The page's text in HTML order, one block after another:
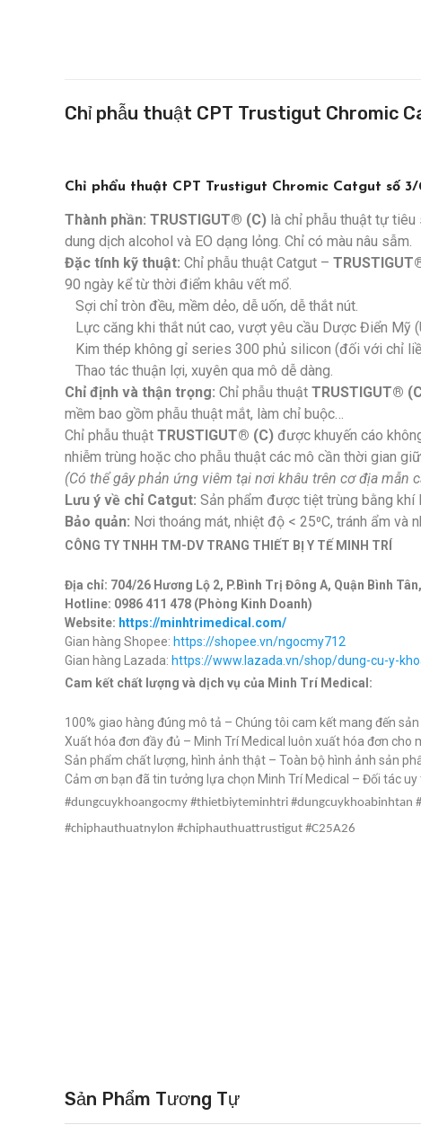
Chỉ phẫu thuật CPT Trustigut Chromic
Chỉ phẩu thuật CPT Trustigut Chromic Catgut số 3/
Thành phần: TRUSTIGUT® (C) là chỉ phẫu thuật tự
dung dịch alcohol và EO dạng lỏng. Chỉ có màu nâu sẫm.
Đặc tính kỹ thuật: Chỉ phẫu thuật Catgut –
90 ngày kể từ thời điểm khâu vết mổ.
Sợi chỉ tròn đều, mềm dẻo, dễ uốn, dễ thắt nút.
Lực căng khi thắt nút cao, vượt yêu cầu Dược Điển Mỹ
Kim thép không gỉ series 300 phủ silicon (đối với chỉ
Thao tác thuận lợi, xuyên qua mô dễ dàng.
Chỉ định và thận trọng: Chỉ phẫu thuật TRUSTIGUT®
mềm bao gồm phẫu thuật mắt, làm chỉ buộc…
Chỉ phẫu thuật TRUSTIGUT® (C) được khuyến cáo
nhiễm trùng hoặc cho phẫu thuật các mô cần thời gian
(Có thể gây phản ứng viêm tại nơi khâu trên cơ địa mẫn
Lưu ý về chỉ Catgut: Sản phẩm được tiệt trùng bằng khí
Bảo quản: Nơi thoáng mát, nhiệt độ < 25⁰C, tránh ẩm
CÔNG TY TNHH TM-DV TRANG THIẾT BỊ Y TẾ MINH TRÍ
Địa chỉ: 704/26 Hương Lộ 2, P.Bình Trị Đông A, Quận Bình
Hotline: 0986 411 478 (Phòng Kinh Doanh)
Website: https://minhtrimedical.com/
Gian hàng Shopee: https://shopee.vn/ngocmy712
Gian hàng Lazada: https://www.lazada.vn/shop/dung-cu-y-
Cam kết chất lượng và dịch vụ của Minh Trí Medical:
100% giao hàng đúng mô tả – Chúng tôi cam kết mang đến
Xuất hóa đơn đầy đủ – Minh Trí Medical luôn xuất hóa đơn
Sản phẩm chất lượng, hình ảnh thật – Toàn bộ hình ảnh sản
Cảm ơn bạn đã tin tưởng lựa chọn Minh Trí Medical – Đối tác
#dungcuykhoangocmy #thietbiyteminhtri
#chiphauthuatnylon #chiphauthuattrustigut #C25A26
Sản Phẩm Tương Tự